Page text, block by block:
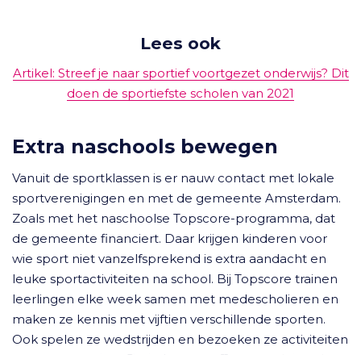
Lees ook
Artikel: Streef je naar sportief voortgezet onderwijs? Dit
doen de sportiefste scholen van 2021
Extra naschools bewegen
Vanuit de sportklassen is er nauw contact met lokale
sportverenigingen en met de gemeente Amsterdam.
Zoals met het naschoolse Topscore-programma, dat
de gemeente financiert. Daar krijgen kinderen voor
wie sport niet vanzelfsprekend is extra aandacht en
leuke sportactiviteiten na school. Bij Topscore trainen
leerlingen elke week samen met medescholieren en
maken ze kennis met vijftien verschillende sporten.
Ook spelen ze wedstrijden en bezoeken ze activiteiten